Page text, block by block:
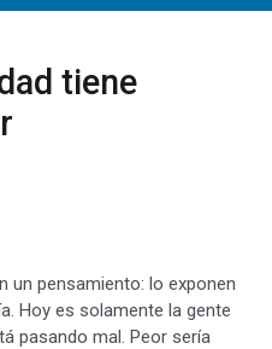
tiene
un pensamiento: lo exponen
Hoy es solamente la gente
pasando mal. Peor sería